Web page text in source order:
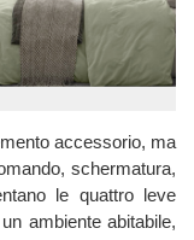
accessorio, ma
schermatura,
le quattro leve
ambiente abitabile,